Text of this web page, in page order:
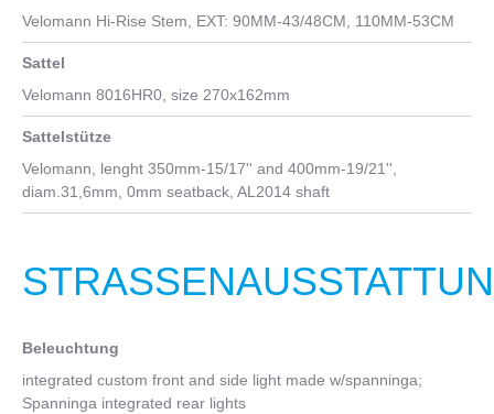
Velomann Hi-Rise Stem, EXT: 90MM-43/48CM, 110MM-53CM
Sattel
Velomann 8016HR0, size 270x162mm
Sattelstütze
Velomann, lenght 350mm-15/17'' and 400mm-19/21'',
diam.31,6mm, 0mm seatback, AL2014 shaft
STRASSENAUSSTATTUNG
Beleuchtung
integrated custom front and side light made w/spanninga;
Spanninga integrated rear lights